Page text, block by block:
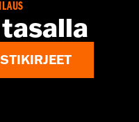
– Go towww.h-
and risers may require a
tasalla